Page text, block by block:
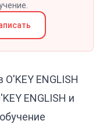
ENGLISH
ENGLISH и